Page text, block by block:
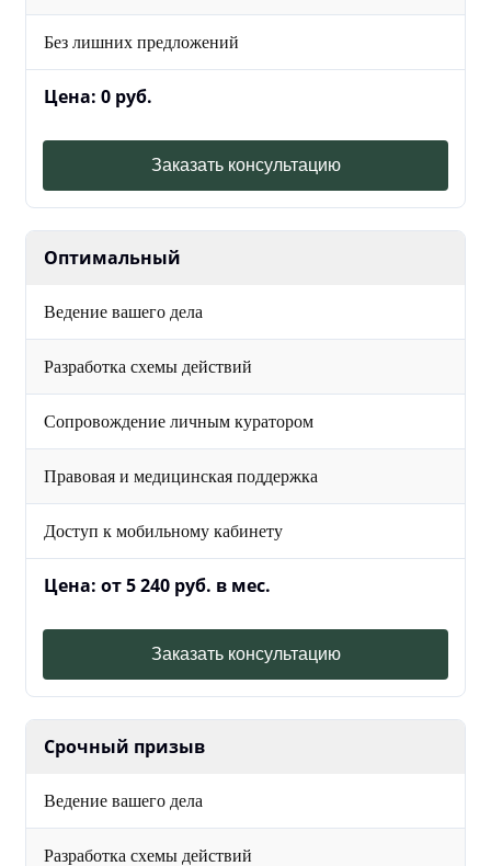
Без лишних предложений
Цена: 0 руб.
Заказать консультацию
Оптимальный
Ведение вашего дела
Разработка схемы действий
Сопровождение личным куратором
Правовая и медицинская поддержка
Доступ к мобильному кабинету
Цена: от 5 240 руб. в мес.
Заказать консультацию
Срочный призыв
Ведение вашего дела
Разработка схемы действий